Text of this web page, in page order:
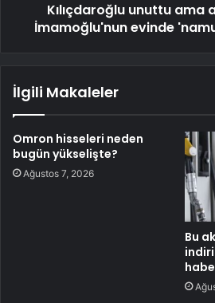
Kılıçdaroğlu unuttu ama
İmamoğlu'nun evinde
İlgili Makaleler
Omron hisseleri neden
bugün yükselişte?
Ağustos 7, 2026
Bu